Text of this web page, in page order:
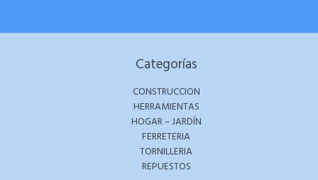
Categorías
CONSTRUCCION
HERRAMIENTAS
HOGAR – JARDÍN
FERRETERIA
TORNILLERIA
REPUESTOS